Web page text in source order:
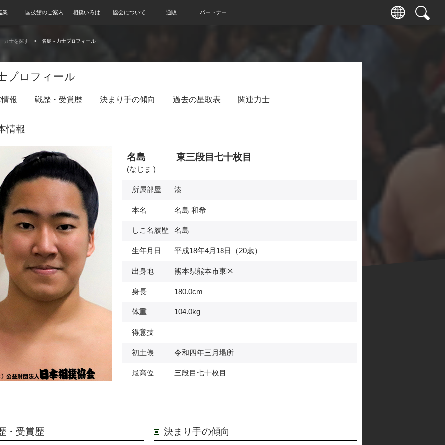
業 国技館のご案内 相撲いろは 協会について 通販 パートナー
力士を探す 名島 - 力士プロフィール
プロフィール
報 戦歴・受賞歴 決まり手の傾向 過去の星取表 関連力士
情報
名島 東三段目七十枚目
(なじま )
所属部屋 湊
本名 名島 和希
しこ名履歴 名島
生年月日 平成18年4月18日（20歳）
出身地 熊本県熊本市東区
身長 180.0cm
体重 104.0kg
得意技
初土俵 令和四年三月場所
最高位 三段目七十枚目
・受賞歴 決まり手の傾向